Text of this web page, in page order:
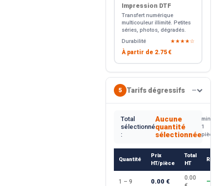
Impression DTF
Transfert numérique
multicouleur illimité. Petites
séries, photos, dégradés.
Durabilité
★★★★☆
À partir de 2.75 €
5 Tarifs dégressifs —
Total
sélectionné
:
Aucune
quantité
sélectionnée
min.
1
pièce
Quantité
Prix
HT/pièce
Total
HT
1 – 9 0.00 €
0.00
—